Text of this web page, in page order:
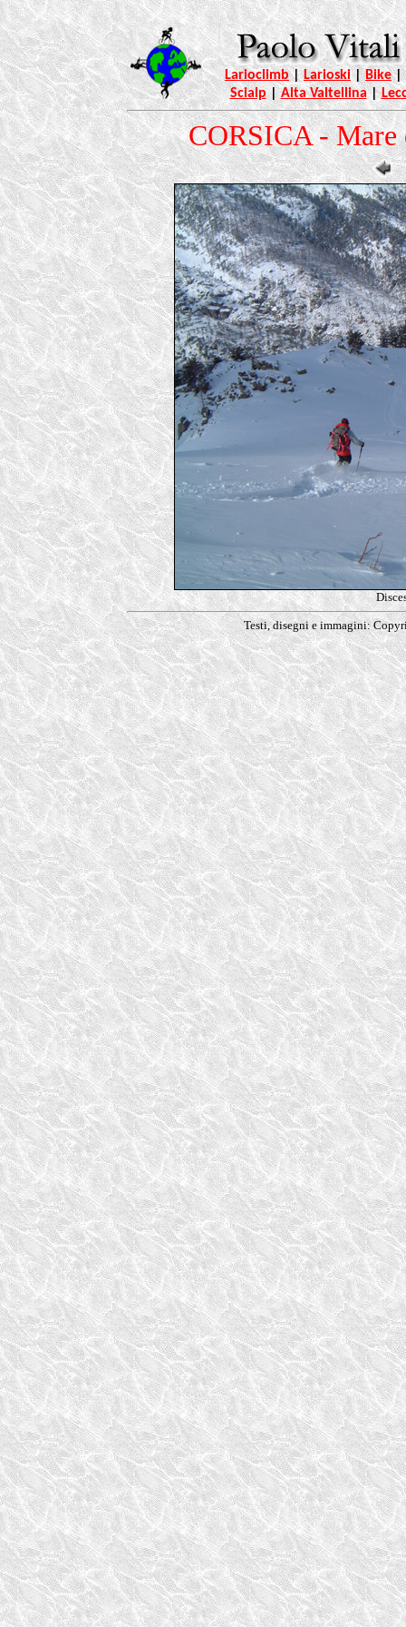
Larioclimb| Larioski| Bike|
Scialp|Alta Valtellina|
CORSICA -
Testi, disegni e immagini: